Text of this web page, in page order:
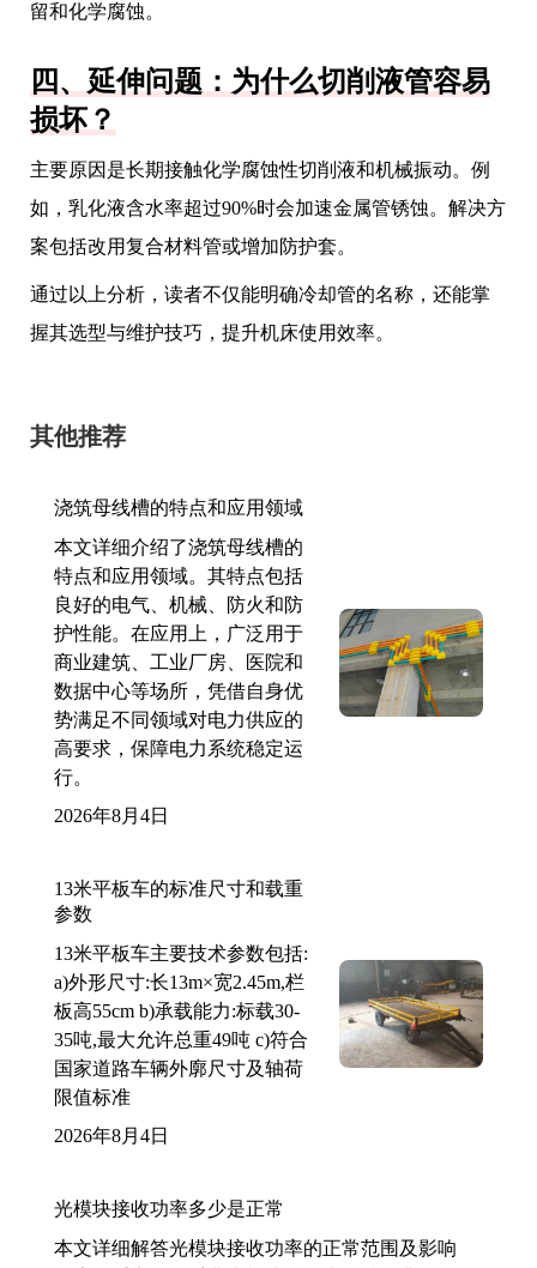
留和化学腐蚀。
四、延伸问题：为什么切削液管容易
损坏？
主要原因是长期接触化学腐蚀性切削液和机械振动。例
如，乳化液含水率超过90%时会加速金属管锈蚀。解决方
案包括改用复合材料管或增加防护套。
通过以上分析，读者不仅能明确冷却管的名称，还能掌
握其选型与维护技巧，提升机床使用效率。
其他推荐
浇筑母线槽的特点和应用领域
本文详细介绍了浇筑母线槽的
特点和应用领域。其特点包括
良好的电气、机械、防火和防
护性能。在应用上，广泛用于
商业建筑、工业厂房、医院和
数据中心等场所，凭借自身优
势满足不同领域对电力供应的
高要求，保障电力系统稳定运
行。
2026年8月4日
13米平板车的标准尺寸和载重
参数
13米平板车主要技术参数包括:
a)外形尺寸:长13m×宽2.45m,栏
板高55cm b)承载能力:标载30-
35吨,最大允许总重49吨 c)符合
国家道路车辆外廓尺寸及轴荷
限值标准
2026年8月4日
光模块接收功率多少是正常
本文详细解答光模块接收功率的正常范围及影响